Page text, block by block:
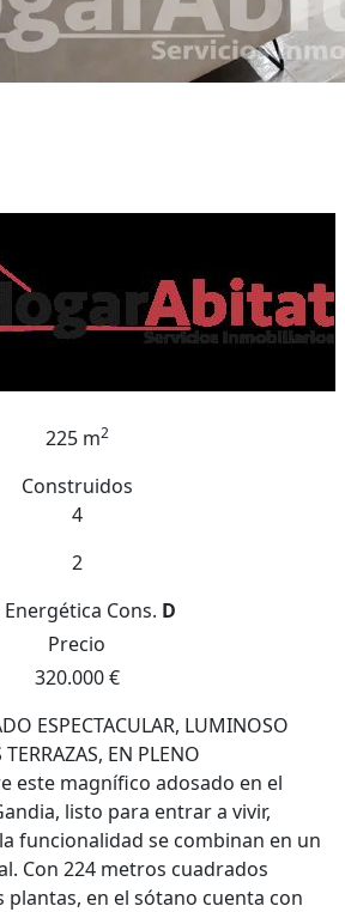
225 m2
Construidos
4
2
Energética Cons. D
Precio
320.000 €
ESPECTACULAR, LUMINOSO
EN PLENO
este magnífico adosado en el
listo para entrar a vivir,
funcionalidad se combinan en un
Con 224 metros cuadrados
en el sótano cuenta con